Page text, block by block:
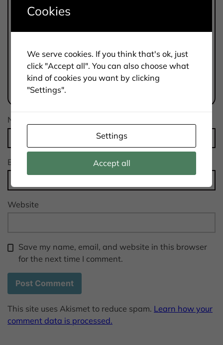
Name
Email
Website
Save my name, email, and website in this browser
for the next time I comment.
This site uses Akismet to reduce spam. Learn how your
comment data is processed.
Cookies
We serve cookies. If you think that's ok, just
click "Accept all". You can also choose what
kind of cookies you want by clicking
"Settings".
Settings
Accept all